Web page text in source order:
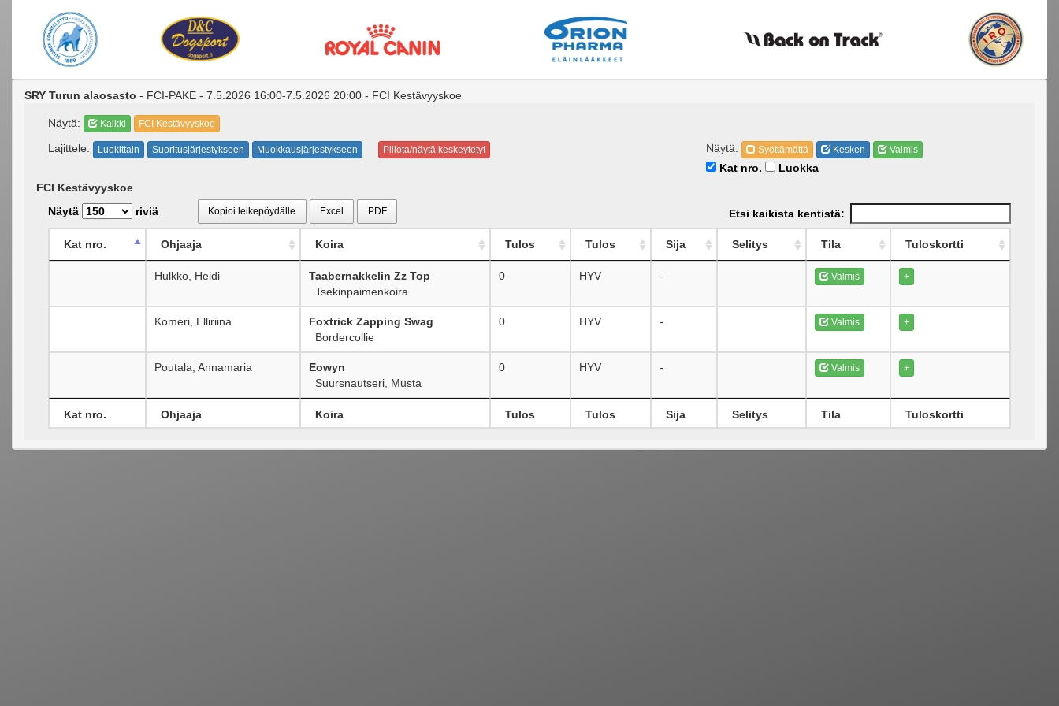
SRY Turun alaosasto - FCI-PAKE - 7.5.2026 16:00-7.5.2026 20:00 - FCI Kestävyyskoe
Näytä: Kaikki FCI Kestävyyskoe
Lajittele: Luokittain Suoritusjärjestykseen Muokkausjärjestykseen Piilota/näytä keskeytetyt Näytä: Syöttämättä Kesken Valmis
Kat nro.
Luokka
FCI Kestävyyskoe
Näytä
riviä Kopioi leikepöydälle Excel PDF Etsi kaikista kentistä:
Kat nro. Ohjaaja Koira Tulos Tulos Sija Selitys Tila Tuloskortti
Hulkko, Heidi
Taabernakkelin Zz Top
Tsekinpaimenkoira
0 HYV - Valmis +
Komeri, Elliriina
Foxtrick Zapping Swag
Bordercollie
0 HYV - Valmis +
Poutala, Annamaria
Eowyn
Suursnautseri, Musta
0 HYV - Valmis +
Kat nro. Ohjaaja Koira Tulos Tulos Sija Selitys Tila Tuloskortti